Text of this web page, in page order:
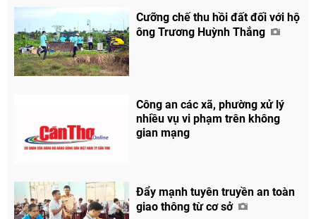
Cưỡng chế thu hồi đất đối với hộ
ông Trương Huỳnh Thắng
Công an các xã, phường xử lý
nhiều vụ vi phạm trên không
gian mạng
Đẩy mạnh tuyên truyền an toàn
giao thông từ cơ sở